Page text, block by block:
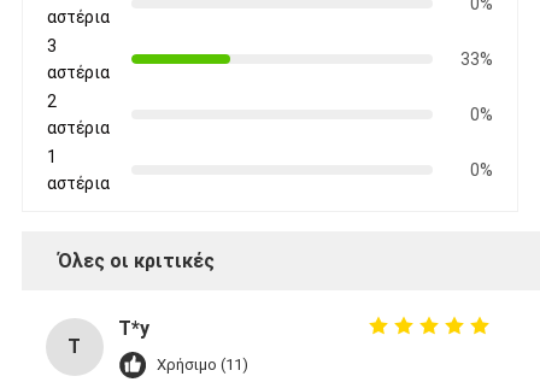
αστέρια
3
αστέρια
33%
2
αστέρια
0%
1
αστέρια
0%
Όλες οι κριτικές
T
T*y
Χρήσιμο (11)